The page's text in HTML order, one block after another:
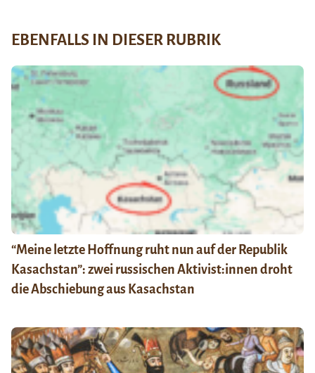
EBENFALLS IN DIESER RUBRIK
“Meine letzte Hoffnung ruht nun auf der Republik
Kasachstan”: zwei russischen Aktivist:innen droht
die Abschiebung aus Kasachstan